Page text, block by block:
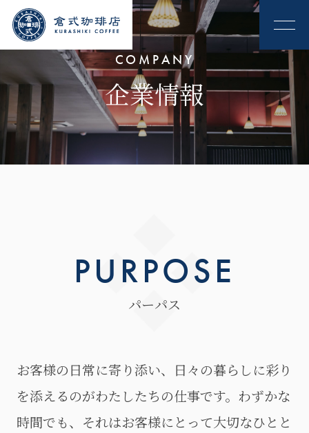
COMPANY
企業情報
PU RPOSE
パーパス
お客様の日常に寄り添い、
日々の暮らしに彩り
を添えるのがわたしたちの仕事です。 わずかな
時間でも、それはお客様にとって大切なひとと